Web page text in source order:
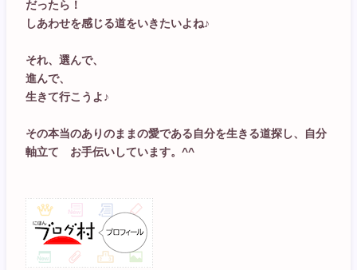
だったら！
しあわせを感じる道をいきたいよね♪
それ、選んで、
進んで、
生きて行こうよ♪
その本当のありのままの愛である自分を生きる道探し、自分
軸立て お手伝いしています。^^